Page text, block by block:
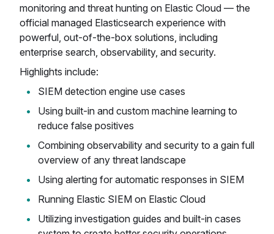
monitoring and threat hunting on Elastic Cloud — the
official managed Elasticsearch experience with
powerful, out-of-the-box solutions, including
enterprise search, observability, and security.
Highlights include:
SIEM detection engine use cases
Using built-in and custom machine learning to
reduce false positives
Combining observability and security to a gain full
overview of any threat landscape
Using alerting for automatic responses in SIEM
Running Elastic SIEM on Elastic Cloud
Utilizing investigation guides and built-in cases